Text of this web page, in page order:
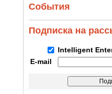
События
Подписка на
Intelligent
E-mail